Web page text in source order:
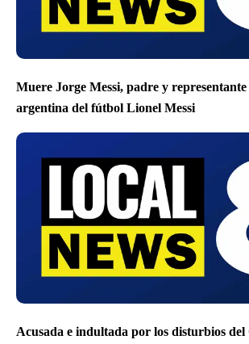
Muere Jorge Messi, padre y representante
argentina del fútbol Lionel Messi
Acusada e indultada por los disturbios del